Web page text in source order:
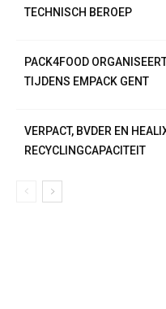
TECHNISCH BEROEP
PACK4FOOD
TIJDENS EMPACK GENT
VERPACT, BVDER EN
RECYCLINGCAPACITEIT